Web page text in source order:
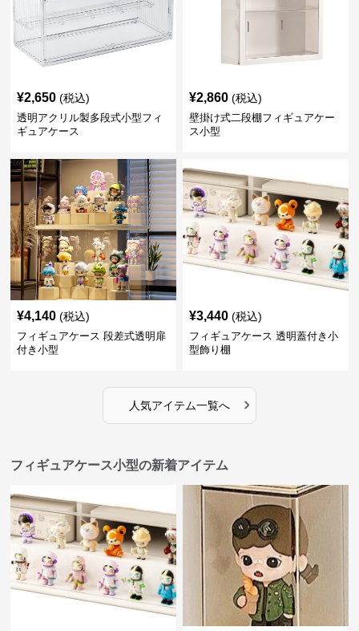
¥2,650 (税込)
透明アクリル製多段式小型フィ
ギュアケース
¥2,860 (税込)
壁掛け式二段棚フィギュアケー
ス小型
¥4,140 (税込)
フィギュアケース 段差式透明扉
付き小型
¥3,440 (税込)
フィギュアケース 透明蓋付き小
型飾り棚
人気アイテム一覧へ ›
フィギュアケース小型の新着アイテム